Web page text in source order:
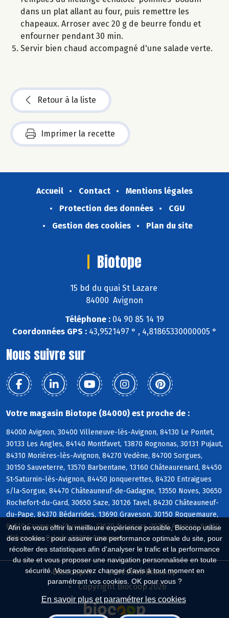
Afin de vous offrir la meilleure expérience possible, Biocoop utilise
des cookies : pour assurer une performance optimale du site, pour
récolter des statistiques afin d'analyser le trafic et la performance
du site et vous proposer une navigation personnalisée en toute
sécurité. Vous pouvez changer d'avis à tout moment en
paramétrant vos cookies. OK pour vous ?
En savoir plus et paramétrer les cookies
dans un plat allant au four, puis remettre les
chapeaux. Arroser avec 20 g de beurre fondu et
enfourner pendant 30 min.
Servir bien chaud accompagné d'une salade verte.
Retour à la liste
Imprimer la recette
Accueil Contact
Mentions légales
Protection des données
CGU
Gestion des cookies
Plan du site
Biotope
15 bd du quai St Lazare
84000 Avignon
Téléphone : 04 90 85 14 19
Coordonnées GPS : 43,9521497 ° , 4,81865330000005 °
Nous suivre sur
Votre magasin Biotope (84000) est proche de :
84000 Avignon, 30400 Villeneuve-lès-Avignon, 84130 Le Pontet,
30133 Les Angles, 84140 Montfavet, 13870 Rognonas, 30131 Pujaut,
84310 Morières-lès-Avignon, 84270 Vedène, 84700 Sorgues,
30150 Sauveterre, 13570 Barbentane, 13160 Châteaurenard, 84450
St-Saturnin-lès-Avignon, 84450 Jonquerettes, 84320 Entraigues
s/la-Sorgue, 84470 Châteauneuf-de-Gadagne, 13550 Noves, 30650
Rochefort-du-Gard, 30650 Saze, 30126 Tavel, 84230 Châteauneuf-
du-Pape, 84370 Bédarrides, 13690 Graveson, 30150 Roquemaure,
84510 Caumont s/Durance, 13630 Eyragues, 30390 Aramon, 84210
Althen-des-Paluds, 30390 Domazan
Biocoop.fr
Le réseau Biocoop
Copyright Biocoop 2026